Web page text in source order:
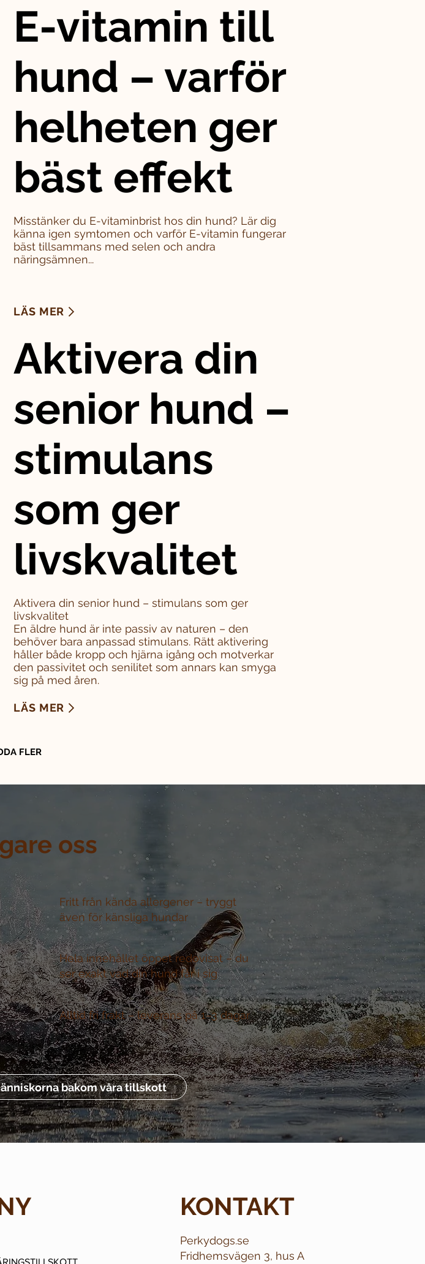
oss
bakom våra tillskott
Fritt från kända allergener – tryggt
även för känsliga hundar
Hela innehållet öppet redovisat –du
ser exakt vad din hund får i sig
Alltid fri frakt –leverans på 1–3 dagar
E-vitamin till
hund – varför
helheten ger
bäst effekt
Misstänker du E-vitaminbrist hos din hund? Lär dig
känna igen symtomen och varför E-vitamin fungerar
bäst tillsammans med selen och andra
näringsämnen...
LÄS MER
Aktivera din
senior hund –
stimulans
som ger
livskvalitet
Aktivera din senior hund – stimulans som ger
livskvalitet
En äldre hund är inte passiv av naturen – den
behöver bara anpassad stimulans. Rätt aktivering
håller både kropp och hjärna igång och motverkar
den passivitet och senilitet som annars kan smyga
sig på med åren.
LÄS MER
FLER
KONTAKT
Perkydogs.se
Fridhemsvägen 3, hus A